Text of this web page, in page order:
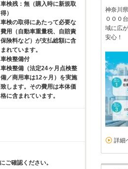
車検残：無（購入時に新規取
得）
車検の取得にあたって必要な
費用（自動車重量税、自賠責
保険料など）が支払総額に含
まれています。
車検整備付
車検整備（法定24ヶ月点検整
備／商用車は12ヶ月）を実施
致します。その費用は本体価
格に含まれています。
ご確認ください。
神奈川
０００
域に広
安心！
詳細